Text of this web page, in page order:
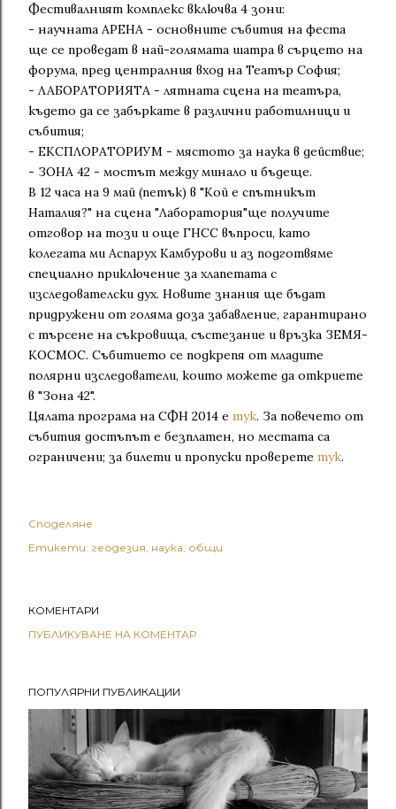
Фестивалният комплекс включва 4 зони:
- научната АРЕНА - основните събития на феста
ще се проведат в най-голямата шатра в сърцето на
форума, пред централния вход на Театър София;
- ЛАБОРАТОРИЯТА - лятната сцена на театъра,
където да се забъркате в различни работилници и
събития;
- ЕКСПЛОРАТОРИУМ - мястото за наука в действие;
- ЗОНА 42 - мостът между минало и бъдеще.
В 12 часа на 9 май (петък) в "Кой е спътникът
Наталия?" на сцена "Лаборатория"ще получите
отговор на този и още ГНСС въпроси, като
колегата ми Аспарух Камбурови и аз подготвяме
специално приключение за хлапетата с
изследователски дух. Новите знания ще бъдат
придружени от голяма доза забавление, гарантирано
с търсене на съкровища, състезание и връзка ЗЕМЯ-
КОСМОС. Събитието се подкрепя от младите
полярни изследователи, които можете да откриете
в "Зона 42".
Цялата програма на СФН 2014 е тук. За повечето от
събития достъпът е безплатен, но местата са
ограничени; за билети и пропуски проверете тук.
Споделяне
Етикети: геодезия наука общи
КОМЕНТАРИ
ПУБЛИКУВАНЕ НА КОМЕНТАР
ПОПУЛЯРНИ ПУБЛИКАЦИИ